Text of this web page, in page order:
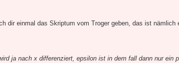
dir einmal das Skriptum vom Troger geben, das ist nämlich
ja nach x differenziert, epsilon ist in dem fall dann nur ein